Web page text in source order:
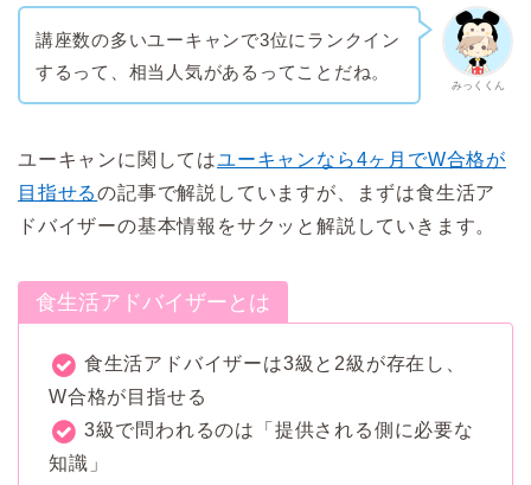
みっくくん
講座数の多いユーキャンで3位にランクイン
するって、相当人気があるってことだね。
ユーキャンに関してはユーキャンなら4ヶ月でW合格が
目指せるの記事で解説していますが、まずは食生活ア
ドバイザーの基本情報をサクッと解説していきます。
食生活アドバイザーとは
食生活アドバイザーは3級と2級が存在し、
W合格が目指せる
3級で問われるのは「提供される側に必要な
知識」